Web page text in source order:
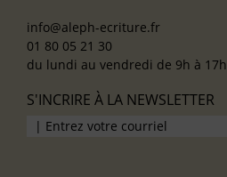
info@aleph-ecriture.fr
01 80 05 21 30
du lundi au vendredi de 9h à 17h
S'INCRIRE À LA NEWSLETTER